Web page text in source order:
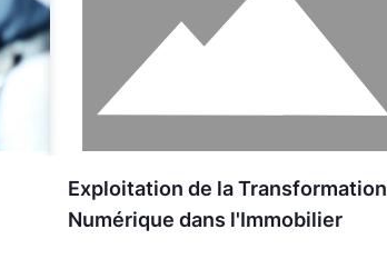
Exploitation de la Transformation
Numérique dans l'Immobilier